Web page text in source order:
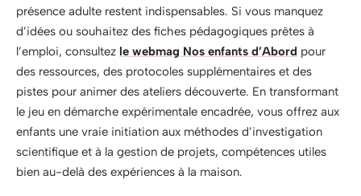
présence adulte restent indispensables. Si vous manquez
d’idées ou souhaitez des fiches pédagogiques prêtes à
l’emploi, consultez le webmag Nos enfants d’Abord pour
des ressources, des protocoles supplémentaires et des
pistes pour animer des ateliers découverte. En transformant
le jeu en démarche expérimentale encadrée, vous offrez aux
enfants une vraie initiation aux méthodes d’investigation
scientifique et à la gestion de projets, compétences utiles
bien au-delà des expériences à la maison.